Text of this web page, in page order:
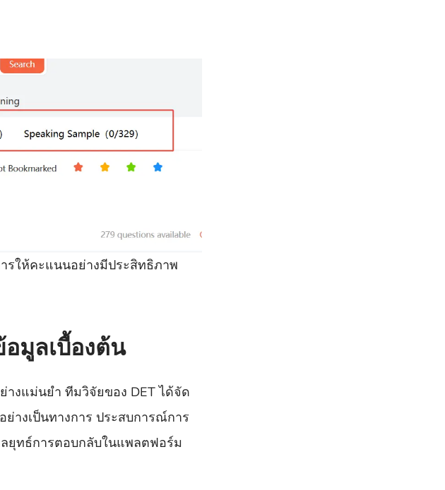
รให้คะแนนอย่างมีประสิทธิภาพ
มูลเบื้องต้น
างแม่นยำ ทีมวิจัยของ DET ได้จัด
างเป็นทางการ ประสบการณ์การ
ยุทธ์การตอบกลับในแพลตฟอร์ม